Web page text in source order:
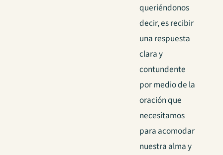
queriéndonos
decir, es recibir
una respuesta
clara y
contundente
por medio de la
oración que
necesitamos
para acomodar
nuestra alma y